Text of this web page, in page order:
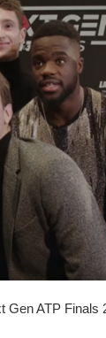
Gen ATP Finals